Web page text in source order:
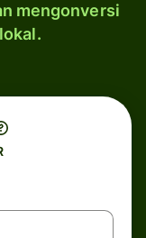
mengonversi